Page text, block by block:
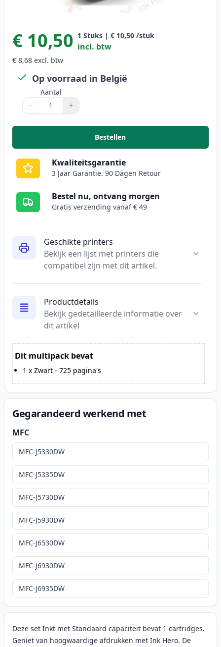
Geschikte printers
Bekijk een lijst met printers die
compatibel zijn met dit artikel.
Productdetails
Bekijk gedetailleerde informatie over
dit artikel
Dit multipack bevat
1 x Zwart - 725 pagina's
€ 10,50 1 Stuks | € 10,50 /stuk
incl. btw
€ 8,68 excl. btw
Op voorraad in België
Aantal
Aantal
Gebruik de knoppen om aan te passen
− +
Aantal 1
Bestellen
,Brother LC3217BK
Kwaliteitsgarantie
3 Jaar Garantie. 90 Dagen Retour
Bestel nu, ontvang morgen
Gratis verzending vanaf € 49
Deze set Inkt met Standaard capaciteit bevat 1 cartridges.
Geniet van hoogwaardige afdrukken met Ink Hero. De
Gegarandeerd werkend met
MFC
MFC-J5330DW
MFC-J5335DW
MFC-J5730DW
MFC-J5930DW
MFC-J6530DW
MFC-J6930DW
MFC-J6935DW